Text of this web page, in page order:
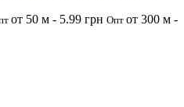
от 50 м - 5.99 грн Опт от 300 м -